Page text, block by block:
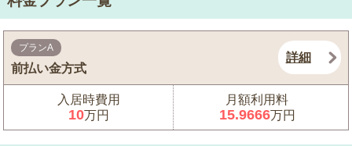
プランA
前払い金方式
詳細
入居時費用
10万円
月額利用料
15.9666万円